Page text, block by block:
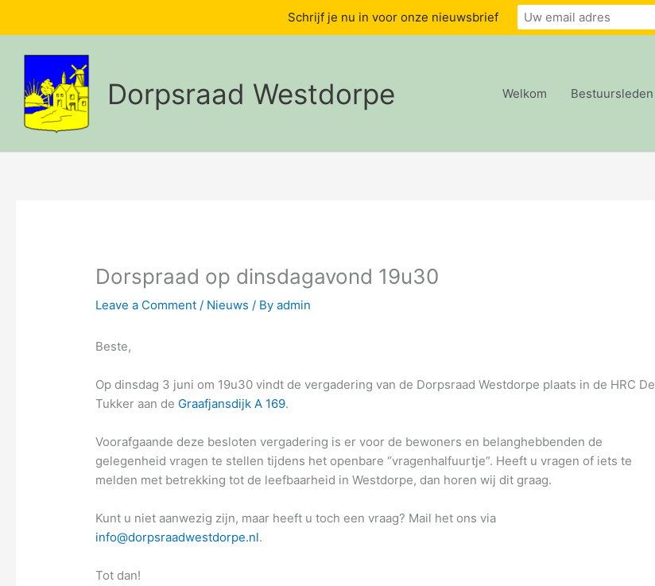
content
Dorpsraad Westdorpe Welkom Bestuursleden
Dorspraad op dinsdagavond 19u30
Leave a Comment / Nieuws / Byadmin
Beste,
Op dinsdag 3 juni om 19u30 vindt de vergadering van de Dorpsraad Westdorpe plaats in de HRC De
Tukker aan de Graafjansdijk A 169.
Voorafgaande deze besloten vergadering is er voor de bewoners en belanghebbenden de
gelegenheid vragen te stellen tijdens het openbare “vragenhalfuurtje”. Heeft u vragen of iets te
melden met betrekking tot de leefbaarheid in Westdorpe, dan horen wij dit graag.
Kunt u niet aanwezig zijn, maar heeft u toch een vraag? Mail het ons via
info@dorpsraadwestdorpe.nl.
Tot dan!
Schrijf je nu in voor onze nieuwsbrief